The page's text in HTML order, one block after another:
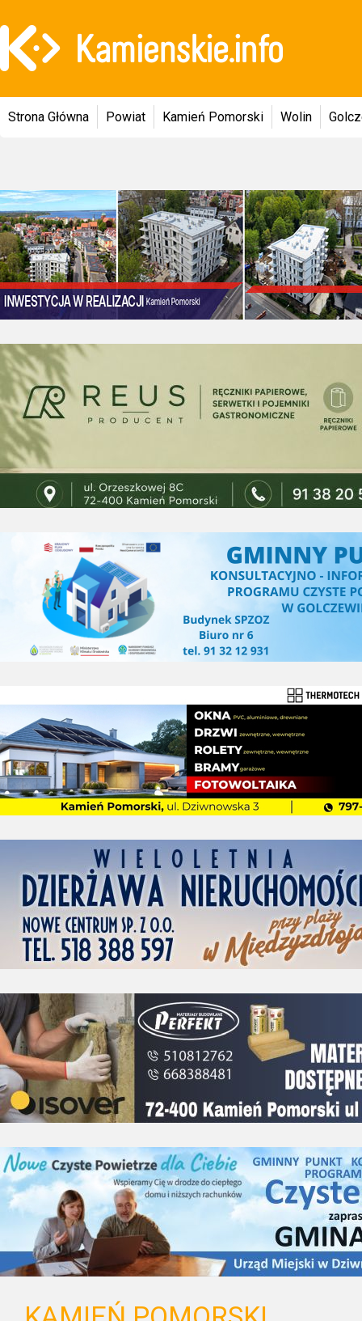
Strona Główna Powiat Kamień Pomorski Wolin